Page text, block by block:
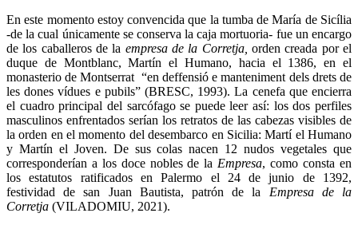
En este momento estoy convencida que la tumba de María de Sicília
-de la cual únicamente se conserva la caja mortuoria- fue un encargo
de los caballeros de la empresa de la Corretja, orden creada por el
duque de Montblanc, Martín el Humano, hacia el 1386, en el
monasterio de Montserrat “en deffensió e manteniment dels drets de
les dones vídues e pubils” (BRESC, 1993). La cenefa que encierra
el cuadro principal del sarcófago se puede leer así: los dos perfiles
masculinos enfrentados serían los retratos de las cabezas visibles de
la orden en el momento del desembarco en Sicilia: Martí el Humano
y Martín el Joven. De sus colas nacen 12 nudos vegetales que
corresponderían a los doce nobles de la Empresa, como consta en
los estatutos ratificados en Palermo el 24 de junio de 1392,
festividad de san Juan Bautista, patrón de la Empresa de la
Corretja (VILADOMIU, 2021).